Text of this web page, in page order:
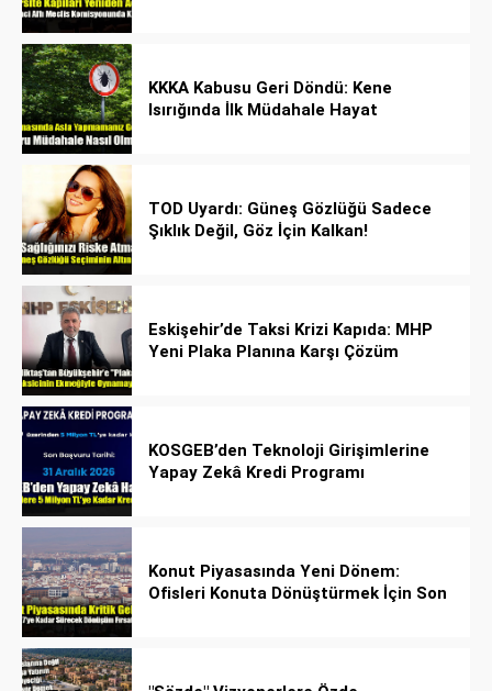
KKKA Kabusu Geri Döndü: Kene
Isırığında İlk Müdahale Hayat
TOD Uyardı: Güneş Gözlüğü Sadece
Şıklık Değil, Göz İçin Kalkan!
Eskişehir’de Taksi Krizi Kapıda: MHP
Yeni Plaka Planına Karşı Çözüm
KOSGEB’den Teknoloji Girişimlerine
Yapay Zekâ Kredi Programı
Konut Piyasasında Yeni Dönem:
Ofisleri Konuta Dönüştürmek İçin Son